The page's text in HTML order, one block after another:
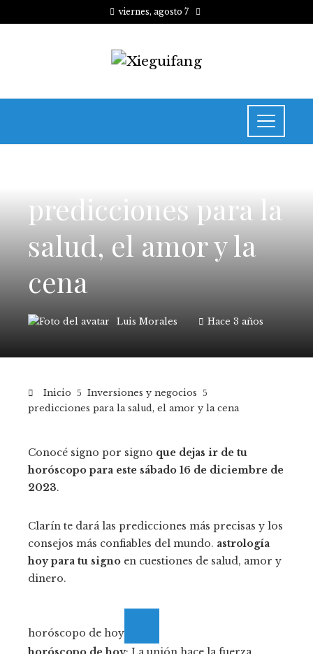
viernes, agosto 7
predicciones para la
salud, el amor y la
cena
Luis Morales Hace 3 años
Inicio
Inversiones y negocios
predicciones para la salud, el amor y la cena
Conocé signo por signo que dejas ir de tu
horóscopo para este sábado 16 de diciembre de
2023.
Clarín te dará las predicciones más precisas y los
consejos más confiables del mundo. astrología
hoy para tu signo en cuestiones de salud, amor y
dinero.
horóscopo de hoy